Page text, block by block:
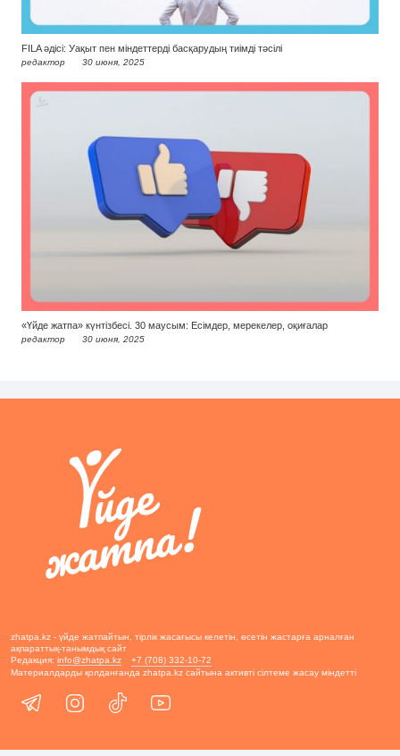
FILA әдісі: Уақыт пен міндеттерді басқарудың тиімді тәсілі
редактор 30 июня, 2025
«Үйде жатпа» күнтізбесі. 30 маусым: Есімдер, мерекелер, оқиғалар
редактор 30 июня, 2025
zhatpa.kz - үйде жатпайтын, тірлік жасағысы келетін, өсетін жастарға арналған
ақпараттық-танымдық сайт
Редакция: info@zhatpa.kz
+7 (708) 332-10-72
Материалдарды қолданғанда zhatpa.kz сайтына активті сілтеме жасау міндетті